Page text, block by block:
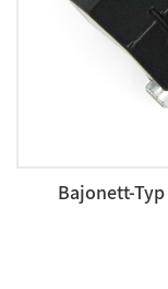
Bajonett-